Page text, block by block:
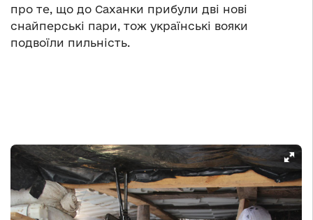
про те, що до Саханки прибули дві нові
снайперські пари, тож українські вояки
подвоїли пильність.